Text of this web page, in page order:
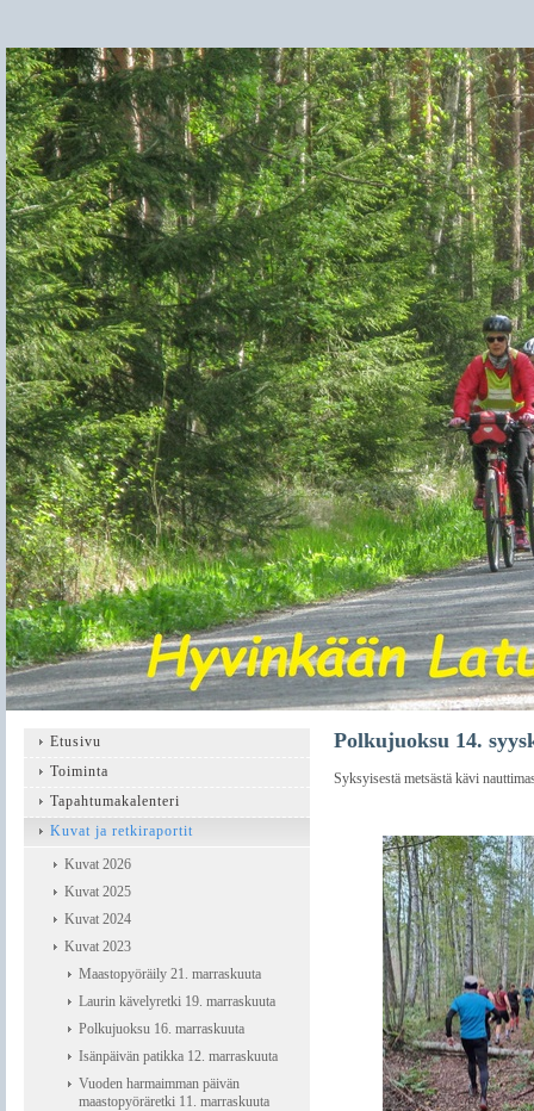
Polkujuoksu 14.
Syksyisestä metsästä kävi
Etusivu
Toiminta
Tapahtumakalenteri
Kuvat ja retkiraportit
Kuvat 2026
Kuvat 2025
Kuvat 2024
Kuvat 2023
Maastopyöräily 21. marraskuuta
Laurin kävelyretki 19. marraskuuta
Polkujuoksu 16. marraskuuta
Isänpäivän patikka 12. marraskuuta
Vuoden harmaimman päivän
maastopyöräretki 11. marraskuuta